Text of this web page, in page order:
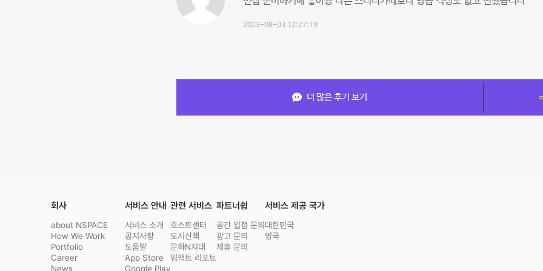
2023-08-03 12:27:19
더 많은 후기 보기
회사
about NSPACE
How We Work
Portfolio
Career
News
서비스 안내
서비스 소개
공지사항
도움말
App Store
Google Play
관련 서비스
호스트센터
도시산책
문화N지대
임팩트 리포트
파트너쉽
공간 입점 문의
광고 문의
제휴 문의
서비스 제공 국가
대한민국
영국